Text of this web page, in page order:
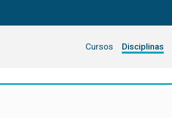
Cursos Disciplinas